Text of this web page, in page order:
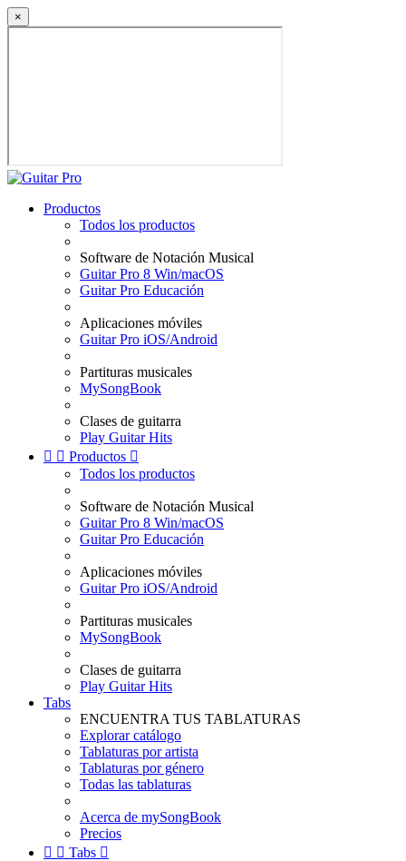
×
Productos
Todos los productos
Software de Notación Musical
Guitar Pro 8 Win/macOS
Guitar Pro Educación
Aplicaciones móviles
Guitar Pro iOS/Android
Partituras musicales
MySongBook
Clases de guitarra
Play Guitar Hits
  Productos 
Todos los productos
Software de Notación Musical
Guitar Pro 8 Win/macOS
Guitar Pro Educación
Aplicaciones móviles
Guitar Pro iOS/Android
Partituras musicales
MySongBook
Clases de guitarra
Play Guitar Hits
Tabs
ENCUENTRA TUS TABLATURAS
Explorar catálogo
Tablaturas por artista
Tablaturas por género
Todas las tablaturas
Acerca de mySongBook
Precios
  Tabs 